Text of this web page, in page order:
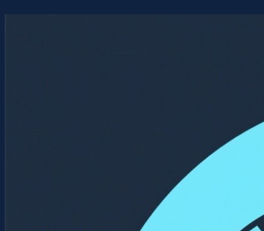
Перейти